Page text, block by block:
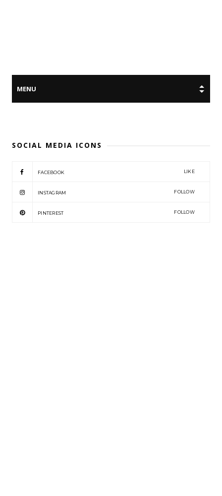
SOCIAL MEDIA ICONS
FACEBOOK LIKE
INSTAGRAM FOLLOW
PINTEREST FOLLOW